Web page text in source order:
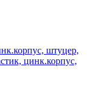
штуцер,
цинк.корпус,